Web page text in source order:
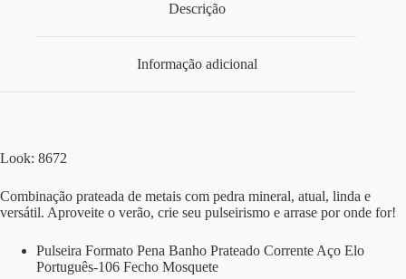
Descrição
Informação adicional
Look: 8672
Combinação prateada de metais com pedra mineral, atual, linda e
versátil. Aproveite o verão, crie seu pulseirismo e arrase por onde for!
Pulseira Formato Pena Banho Prateado Corrente Aço Elo
Português-106 Fecho Mosquete